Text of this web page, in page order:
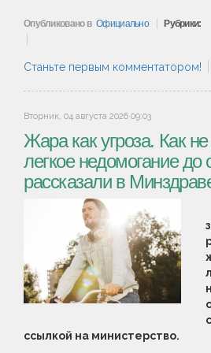
Опубликовано в Официально Рубрики:
Станьте первым комментатором!
Вторник, 04 августа 2026 09:03
Жара как угроза. Как
легкое недомогание до
рассказали в
ссылкой на министерство.